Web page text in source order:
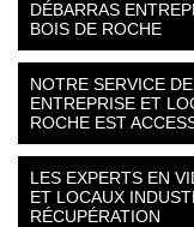
DÉBARRAS
BOIS DE ROCHE
NOTRE SERVICE
ENTREPRISE ET
ROCHE EST
LES EXPERTS EN
ET LOCAUX
RÉCUPÉRATION